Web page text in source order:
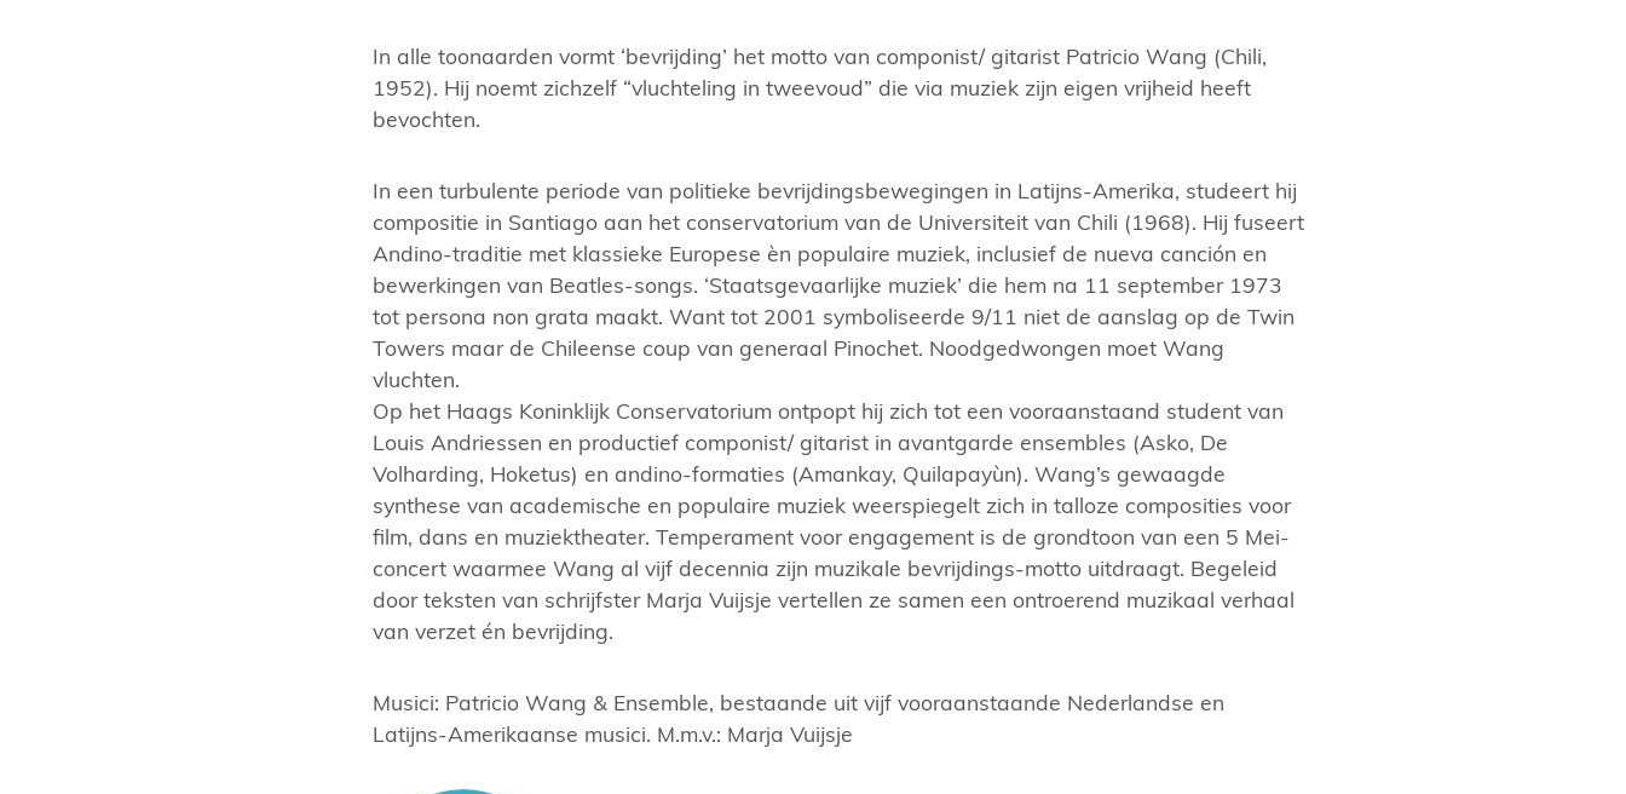
In alle toonaarden vormt ‘bevrijding’ het motto van componist/ gitarist Patricio Wang (Chili,
1952). Hij noemt zichzelf “vluchteling in tweevoud” die via muziek zijn eigen vrijheid heeft
bevochten.
In een turbulente periode van politieke bevrijdingsbewegingen in Latijns-Amerika, studeert hij
compositie in Santiago aan het conservatorium van de Universiteit van Chili (1968). Hij fuseert
Andino-traditie met klassieke Europese èn populaire muziek, inclusief de nueva canción en
bewerkingen van Beatles-songs. ‘Staatsgevaarlijke muziek’ die hem na 11 september 1973
tot persona non grata maakt. Want tot 2001 symboliseerde 9/11 niet de aanslag op de Twin
Towers maar de Chileense coup van generaal Pinochet. Noodgedwongen moet Wang
vluchten.
Op het Haags Koninklijk Conservatorium ontpopt hij zich tot een vooraanstaand student van
Louis Andriessen en productief componist/ gitarist in avantgarde ensembles (Asko, De
Volharding, Hoketus) en andino-formaties (Amankay, Quilapayùn). Wang’s gewaagde
synthese van academische en populaire muziek weerspiegelt zich in talloze composities voor
film, dans en muziektheater. Temperament voor engagement is de grondtoon van een 5 Mei-
concert waarmee Wang al vijf decennia zijn muzikale bevrijdings-motto uitdraagt. Begeleid
door teksten van schrijfster Marja Vuijsje vertellen ze samen een ontroerend muzikaal verhaal
van verzet én bevrijding.
Musici: Patricio Wang & Ensemble, bestaande uit vijf vooraanstaande Nederlandse en
Latijns-Amerikaanse musici. M.m.v.: Marja Vuijsje